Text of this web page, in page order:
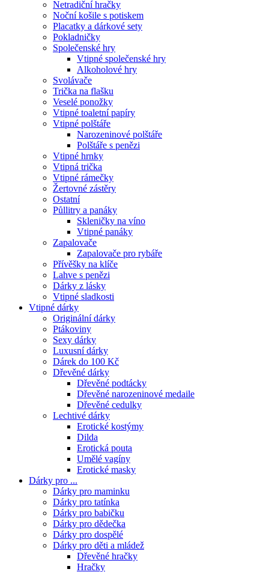
Netradiční hračky
Noční košile s potiskem
Placatky a dárkové sety
Pokladničky
Společenské hry
Vtipné společenské hry
Alkoholové hry
Svolávače
Trička na flašku
Veselé ponožky
Vtipné toaletní papíry
Vtipné polštáře
Narozeninové polštáře
Polštáře s penězi
Vtipné hrnky
Vtipná trička
Vtipné rámečky
Žertovné zástěry
Ostatní
Půllitry a panáky
Skleničky na víno
Vtipné panáky
Zapalovače
Zapalovače pro rybáře
Přívěšky na klíče
Lahve s penězi
Dárky z lásky
Vtipné sladkosti
Vtipné dárky
Originální dárky
Ptákoviny
Sexy dárky
Luxusní dárky
Dárek do 100 Kč
Dřevěné dárky
Dřevěné podtácky
Dřevěné narozeninové medaile
Dřevěné cedulky
Lechtivé dárky
Erotické kostýmy
Dilda
Erotická pouta
Umělé vagíny
Erotické masky
Dárky pro ...
Dárky pro maminku
Dárky pro tatínka
Dárky pro babičku
Dárky pro dědečka
Dárky pro dospělé
Dárky pro děti a mládež
Dřevěné hračky
Hračky